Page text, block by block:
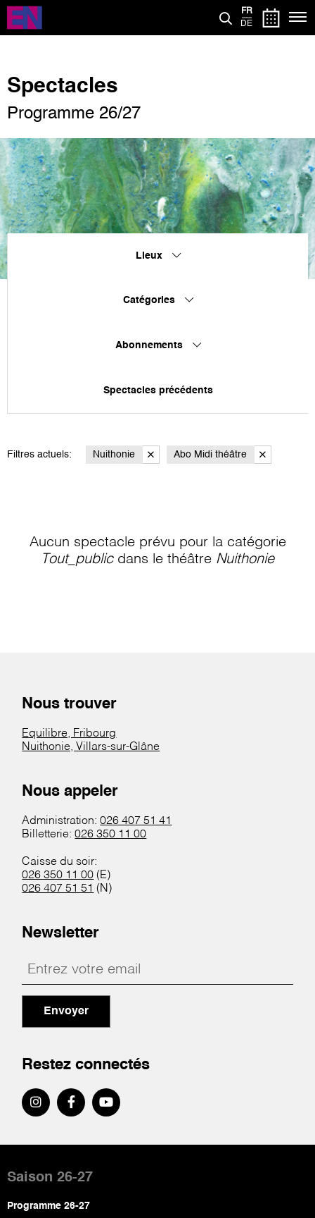
Aller
contenu
FR
DE
Spectacles
Programme 26/27
Lieux
Catégories
Abonnements
Spectacles précédents
Filtres actuels: Nuithonie Abo Midi théâtre
Aucun spectacle prévu pour la catégorie
Tout_publicdans le théâtre Nuithonie
Nous trouver
Equilibre, Fribourg
Nuithonie, Villars-sur-Glâne
Nous appeler
Administration:026 407 51 41
Billetterie:026 350 11 00
Caisse du soir:
026 350 11 00 (E)
026 407 51 51 (N)
Newsletter
Envoyer
Restez connectés
de
page
Saison 26-27
Programme 26-27